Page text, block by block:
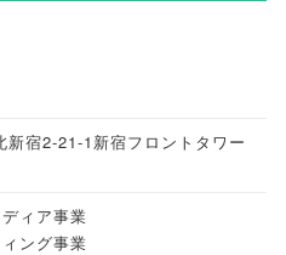
新宿2-21-1新宿フロントタワー
ィア事業
ング事業